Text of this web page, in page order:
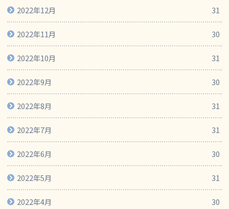
2022年12月 31
2022年11月 30
2022年10月 31
2022年9月 30
2022年8月 31
2022年7月 31
2022年6月 30
2022年5月 31
2022年4月 30